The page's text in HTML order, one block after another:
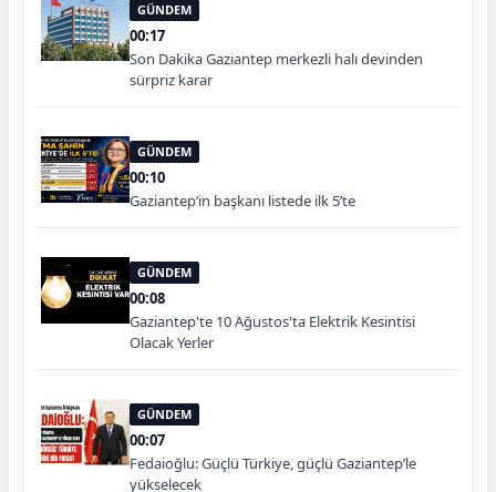
GÜNDEM
00:17
Son Dakika Gaziantep merkezli halı devinden
sürpriz karar
GÜNDEM
00:10
Gaziantep’in başkanı listede ilk 5’te
GÜNDEM
00:08
Gaziantep'te 10 Ağustos'ta Elektrik Kesintisi
Olacak Yerler
GÜNDEM
00:07
Fedaioğlu: Güçlü Türkiye, güçlü Gaziantep’le
yükselecek